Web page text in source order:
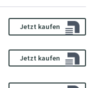
Jetzt kaufen
Jetzt kaufen